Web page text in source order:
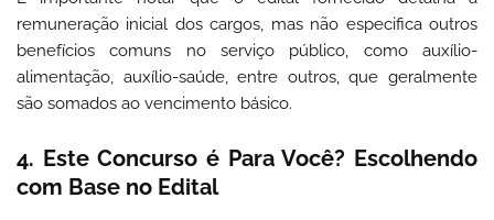
remuneração inicial dos cargos, mas não especifica outros
benefícios comuns no serviço público, como auxílio-
alimentação, auxílio-saúde, entre outros, que geralmente
são somados ao vencimento básico.
4. Este Concurso é Para Você? Escolhendo
com Base no Edital